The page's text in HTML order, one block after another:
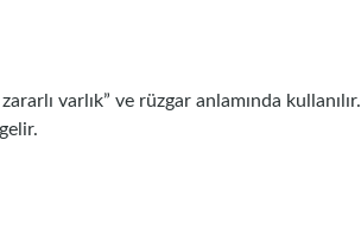
varlık” ve rüzgar anlamında kullanılır.